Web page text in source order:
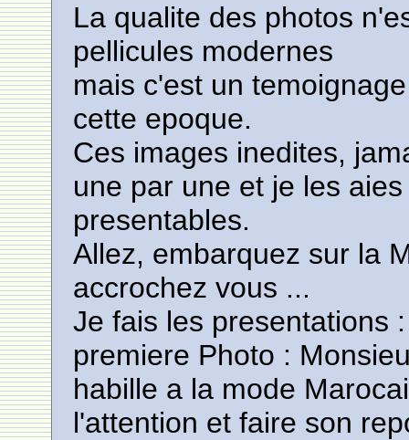
La qualite des photos
pellicules modernes
mais c'est un
cette epoque.
Ces images inedites,
une par une et je les
presentables.
Allez, embarquez sur la
accrochez vous ...
Je fais les presentations :
premiere Photo :
habille a la mode
l'attention et faire son